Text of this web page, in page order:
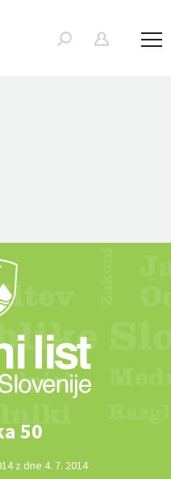
50
z dne 4. 7. 2014